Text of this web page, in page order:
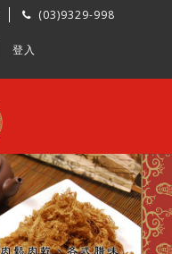
(03)9329-998
登入